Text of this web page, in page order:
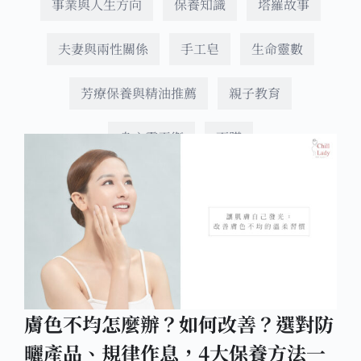
事業與人生方向 保養知識 塔羅故事
夫妻與兩性關係 手工皂 生命靈數
芳療保養與精油推薦 親子教育
身心靈平衡 面膜
膚色不均怎麼辦？如何改善？選對防
曬產品、規律作息，4大保養方法一